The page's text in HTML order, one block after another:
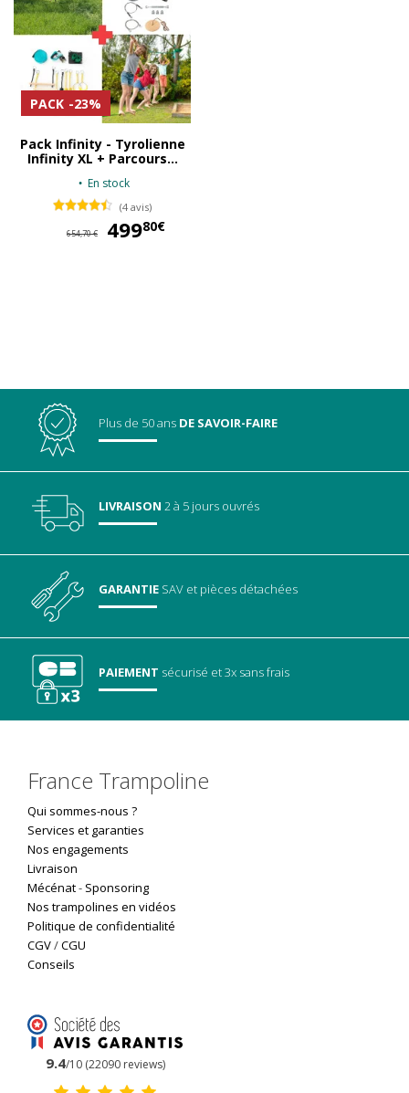
PACK -23%
Pack Infinity - Tyrolienne
Infinity XL + Parcours...
En stock
(4 avis)
654,70 € 49980€
Plus de 50 ans DE SAVOIR-FAIRE
LIVRAISON 2 à 5 jours ouvrés
GARANTIE SAV et pièces détachées
PAIEMENT sécurisé et 3x sans frais
France Trampoline
Qui sommes-nous ?
Services et garanties
Nos engagements
Livraison
Mécénat- Sponsoring
Nos trampolines en vidéos
Politique de confidentialité
CGV/CGU
Conseils
9.4/10 (22090 reviews)